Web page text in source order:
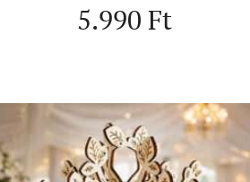
5.990 Ft